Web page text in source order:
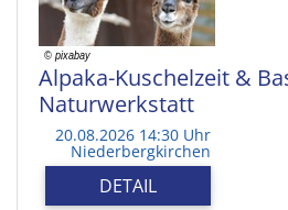
Alpaka-Kuschelzeit &
Naturwerkstatt
20.08.2026 14:30 Uhr
Niederbergkirchen
DETAIL